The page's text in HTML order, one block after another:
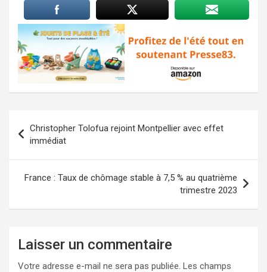
de
l’article
Christopher Tolofua rejoint Montpellier avec effet
immédiat
France : Taux de chômage stable à 7,5 % au quatrième
trimestre 2023
Laisser un commentaire
Votre adresse e-mail ne sera pas publiée. Les champs